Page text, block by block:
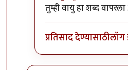
In reply to१)
तुम्ही वायु हा शब्द
प्रतिसाद देण्यासाठीलॉग